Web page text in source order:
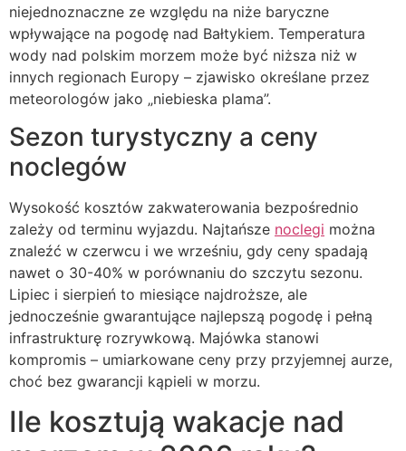
niejednoznaczne ze względu na niże baryczne
wpływające na pogodę nad Bałtykiem. Temperatura
wody nad polskim morzem może być niższa niż w
innych regionach Europy – zjawisko określane przez
meteorologów jako „niebieska plama”.
Sezon turystyczny a ceny
noclegów
Wysokość kosztów zakwaterowania bezpośrednio
zależy od terminu wyjazdu. Najtańsze noclegi można
znaleźć w czerwcu i we wrześniu, gdy ceny spadają
nawet o 30-40% w porównaniu do szczytu sezonu.
Lipiec i sierpień to miesiące najdroższe, ale
jednocześnie gwarantujące najlepszą pogodę i pełną
infrastrukturę rozrywkową. Majówka stanowi
kompromis – umiarkowane ceny przy przyjemnej aurze,
choć bez gwarancji kąpieli w morzu.
Ile kosztują wakacje nad